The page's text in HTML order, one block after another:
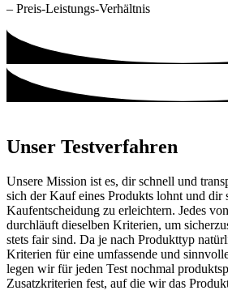
– Preis-Leistungs-Verhältnis
Unser Testverfahren
Unsere Mission ist es, dir schnell und
sich der Kauf eines Produkts lohnt und dir
Kaufentscheidung zu erleichtern. Jedes
durchläuft dieselben Kriterien, um
stets fair sind. Da je nach Produkttyp
Kriterien für eine umfassende und
legen wir für jeden Test nochmal
Zusatzkriterien fest, auf die wir das